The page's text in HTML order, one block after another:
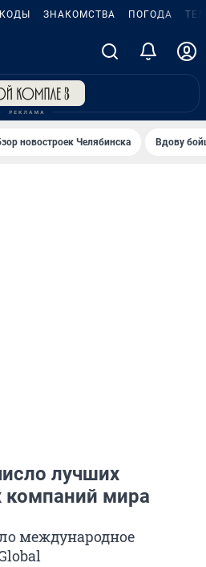
ЗНАКОМСТВА ПОГОДА
новостроек Челябинска Вдову
лучших
компаний мира
международное